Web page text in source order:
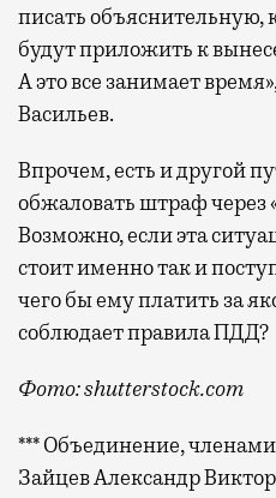
писать
будут приложить к
А это все занимает
Васильев.
Впрочем, есть и другой
обжаловать штраф через
Возможно, если эта
стоит именно так и
чего бы ему платить за
соблюдает правила ПДД?
Фото: shutterstock.com
*** Объединение,
Зайцев Александр